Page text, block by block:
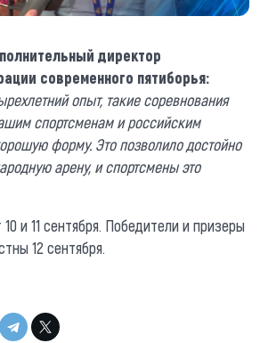
директор
современного пятиборья:
опыт, такие соревнования
спортсменам и российским
форму. Это позволило достойно
арену, и спортсмены это
и 11 сентября. Победители и призеры
12 сентября.